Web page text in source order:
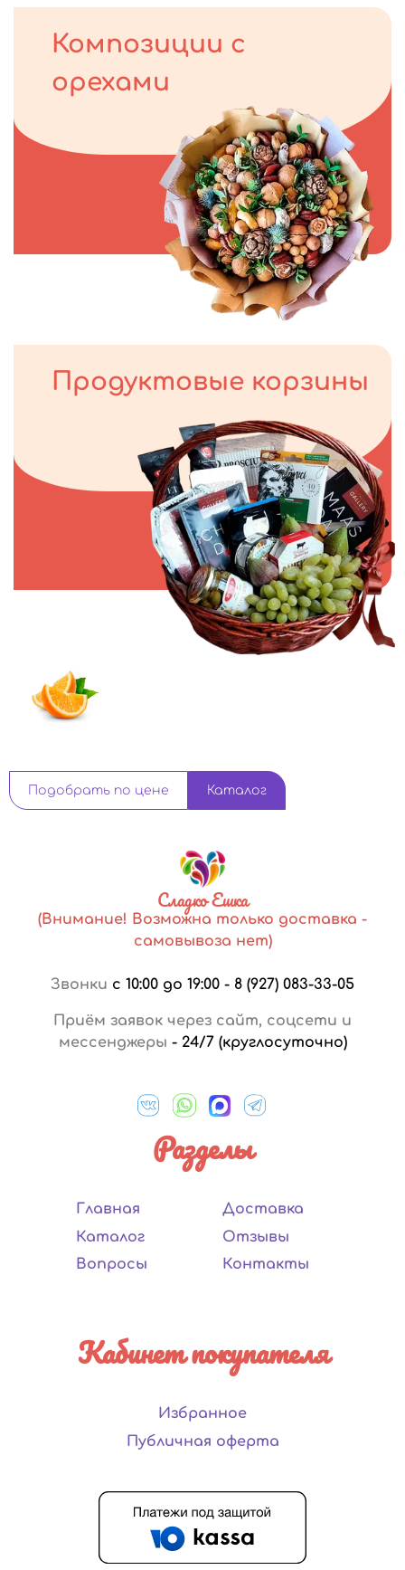
Композиции с
орехами
Продуктовые корзины
Подобрать по цене Каталог
Сладко Ешка
(Внимание! Возможна только доставка -
самовывоза нет)
Звонки с 10:00 до 19:00 - 8 (927) 083-33-05
Приём заявок через сайт, соцсети и
мессенджеры - 24/7 (круглосуточно)
Разделы
Главная
Каталог
Вопросы
Доставка
Отзывы
Контакты
Кабинет покупателя
Избранное
Публичная оферта